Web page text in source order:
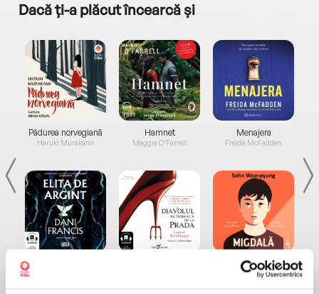
Dacă ți-a plăcut încearcă și
Pădurea norvegiană
Haruki Murakami
Elita de Argint (Elita
Hamnet
Maggie O'Farrell
Menajera
Freida McFadden
Migdală
Sohn Won-pyung